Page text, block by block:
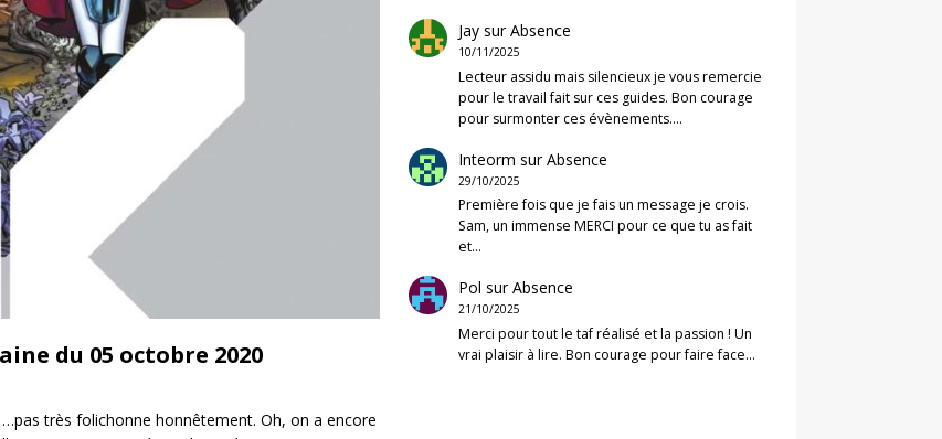
du 05 octobre 2020
très folichonne honnêtement. Oh, on a encore
Jay surAbsence
10/11/2025
Lecteur assidu mais silencieux je vous remercie
pour le travail fait sur ces guides. Bon courage
pour surmonter ces évènements.…
Inteorm surAbsence
29/10/2025
Première fois que je fais un message je crois.
Sam, un immense MERCI pour ce que tu as fait
et…
Pol surAbsence
21/10/2025
Merci pour tout le taf réalisé et la passion ! Un
vrai plaisir à lire. Bon courage pour faire face…